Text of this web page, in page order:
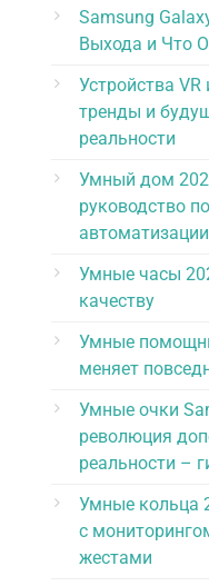
Samsung
Выхода и Что
Устройства
тренды и
реальности
Умный дом
руководство
автоматизации
Умные часы
качеству
Умные
меняет
Умные очки
революция
реальности –
Умные кольца
с
жестами